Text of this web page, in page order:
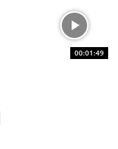
00:01:49